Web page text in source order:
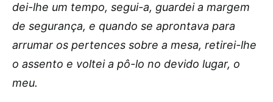
dei-lhe um tempo, segui-a, guardei a margem
de segurança, e quando se aprontava para
arrumar os pertences sobre a mesa, retirei-lhe
o assento e voltei a pô-lo no devido lugar, o
meu.